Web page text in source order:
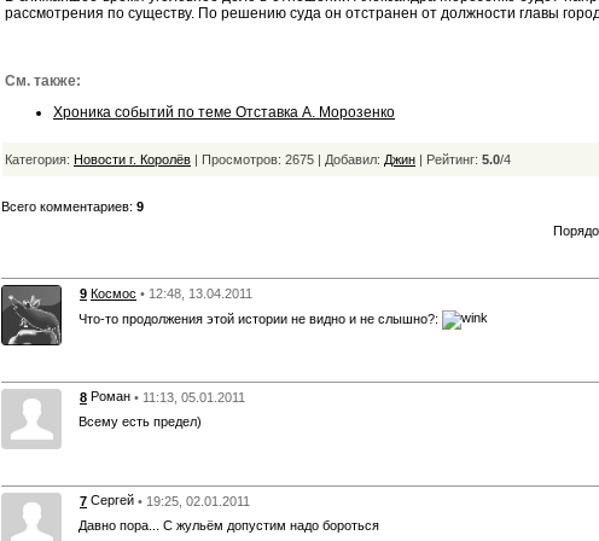
рассмотрения по существу. По решению суда он отстранен от должности главы
См. также:
Хроника событий по теме Отставка А. Морозенко
Категория: Новости г. Королёв | Просмотров: 2675 | Добавил: Джин | Рейтинг: 5.0/4
Всего комментариев: 9
9 Космос • 12:48, 13.04.2011
Что-то продолжения этой истории не видно и не слышно?:
8 Роман • 11:13, 05.01.2011
Всему есть предел)
7 Сергей • 19:25, 02.01.2011
Давно пора... С жульём допустим надо бороться